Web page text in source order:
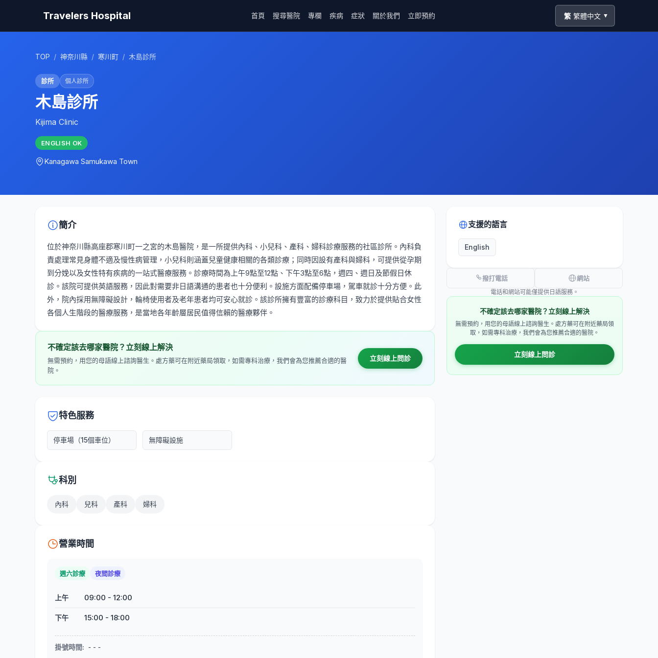
Travelers Hospital 首頁 搜尋醫院 專欄 疾病 症狀 關於我們 立即預約 繁 繁體中文 ▼
TOP / 神奈川縣 / 寒川町 / 木島診所
診所 個人診所
木島診所
Kijima Clinic
ENGLISH OK
Kanagawa Samukawa Town
簡介
位於神奈川縣高座郡寒川町一之宮的木島醫院，是一所提供內科、小兒科、產科、婦科診療服務的社區診所。內科負
責處理常見身體不適及慢性病管理，小兒科則涵蓋兒童健康相關的各類診療；同時因設有產科與婦科，可提供從孕期
到分娩以及女性特有疾病的一站式醫療服務。診療時間為上午9點至12點、下午3點至6點，週四、週日及節假日休
診。該院可提供英語服務，因此對需要非日語溝通的患者也十分便利。設施方面配備停車場，駕車就診十分方便。此
外，院內採用無障礙設計，輪椅使用者及老年患者均可安心就診。該診所擁有豐富的診療科目，致力於提供貼合女性
各個人生階段的醫療服務，是當地各年齡層居民值得信賴的醫療夥伴。
不確定該去哪家醫院？立刻線上解決
無需預約，用您的母語線上諮詢醫生。處方藥可在附近藥局領取，如需專科治療，我們會為您推薦合適的醫
院。
立刻線上問診
特色服務
停車場（15個車位） 無障礙設施
科別
內科 兒科 產科 婦科
營業時間
週六診療 夜間診療
上午 09:00 - 12:00
下午 15:00 - 18:00
掛號時間: - - -
支援的語言
English
撥打電話 網站
電話和網站可能僅提供日語服務。
不確定該去哪家醫院？立刻線上解決
無需預約，用您的母語線上諮詢醫生。處方藥可在附近藥局領
取，如需專科治療，我們會為您推薦合適的醫院。
立刻線上問診